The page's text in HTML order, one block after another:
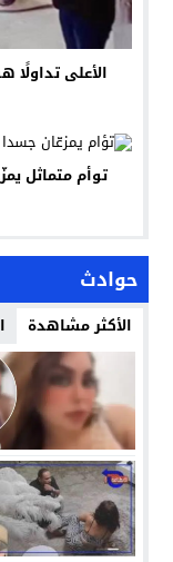
الأعلى
توأم متماثل
حوادث
الأكثر مشاهدة